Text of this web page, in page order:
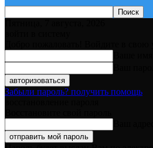
Забыли пароль? получить помощь